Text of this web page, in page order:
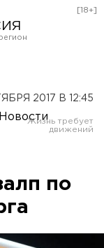
[18+]
2017 В 12:45
по